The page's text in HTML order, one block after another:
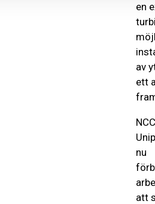
en
av
ett
nu
att